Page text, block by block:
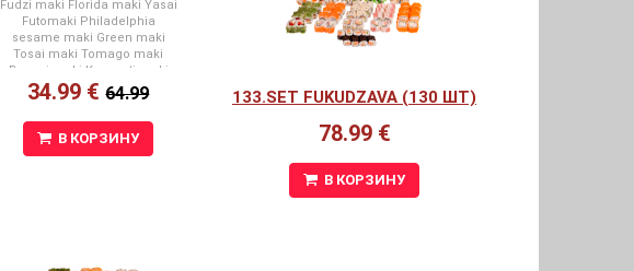
Fudzi maki Florida maki Yasai
Futomaki Philadelphia
sesame maki Green maki
Tosai maki Tomago maki
Bansai maki Kavagati maki
34.99 €64.99
В КОРЗИНУ
133.SET FUKUDZAVA (130 ШТ)
78.99 €
В КОРЗИНУ